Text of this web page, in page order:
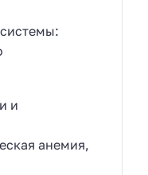
и
анемия,